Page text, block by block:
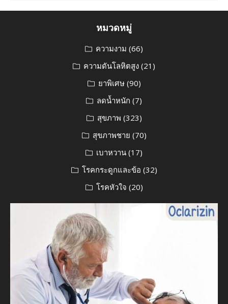
หมวดหมู่
ความงาม (66)
ความดันโลหิตสูง (21)
ยาพิเศษ(90)
ลดน้ำหนัก (7)
สุขภาพ (323)
สุขภาพชาย (70)
เบาหวาน (17)
โรคกระดูกและข้อ (32)
โรคหัวใจ (20)